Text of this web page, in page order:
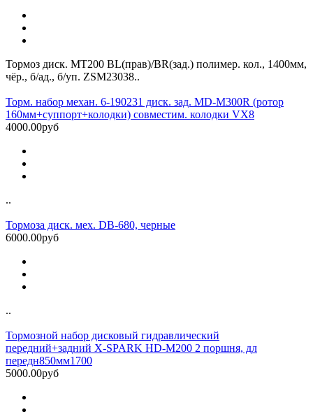
Тормоз диск. MT200 BL(прав)/BR(зад.) полимер. кол., 1400мм,
чёр., б/ад., б/уп. ZSM23038..
Торм. набор механ. 6-190231 диск. зад. MD-M300R (ротор
160мм+суппорт+колодки) совместим. колодки VX8
4000.00руб
..
Тормоза диск. мех. DB-680, черные
6000.00руб
..
Тормозной набор дисковый гидравлический
передний+задний X-SPARK HD-M200 2 поршня, дл
передн850мм1700
5000.00руб